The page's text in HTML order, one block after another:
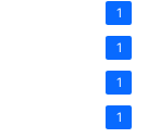
1
1
1
1